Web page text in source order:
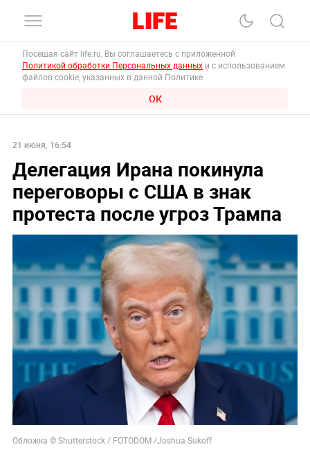
Посещая сайт life.ru, Вы соглашаетесь с приложенной
Политикой обработки Персональных данных и с использованием
файлов cookie, указанных в данной Политике.
ОК
21 июня, 16:54
Делегация Ирана покинула
переговоры с США в знак
протеста после угроз Трампа
Обложка © Shutterstock / FOTODOM /Joshua Sukoff